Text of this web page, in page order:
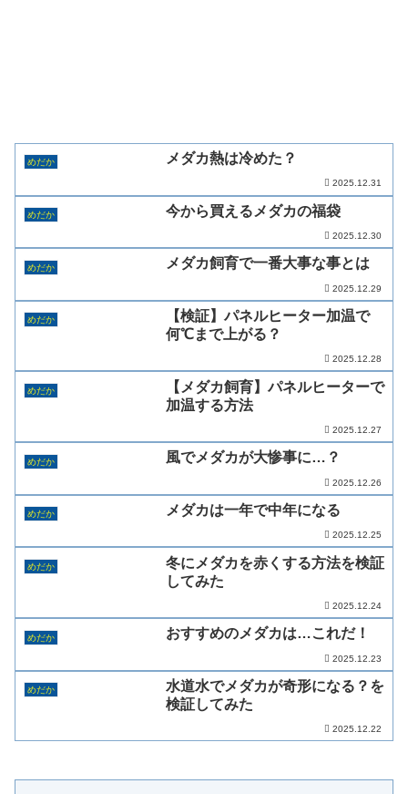
めだか メダカ熱は冷めた？
2025.12.31
めだか 今から買えるメダカの福袋
2025.12.30
めだか メダカ飼育で一番大事な事とは
2025.12.29
めだか
【検証】パネルヒーター加温で
何℃まで上がる？
2025.12.28
めだか
【メダカ飼育】パネルヒーターで
加温する方法
2025.12.27
めだか 風でメダカが大惨事に…？
2025.12.26
めだか メダカは一年で中年になる
2025.12.25
めだか
冬にメダカを赤くする方法を検証
してみた
2025.12.24
めだか おすすめのメダカは…これだ！
2025.12.23
めだか
水道水でメダカが奇形になる？を
検証してみた
2025.12.22